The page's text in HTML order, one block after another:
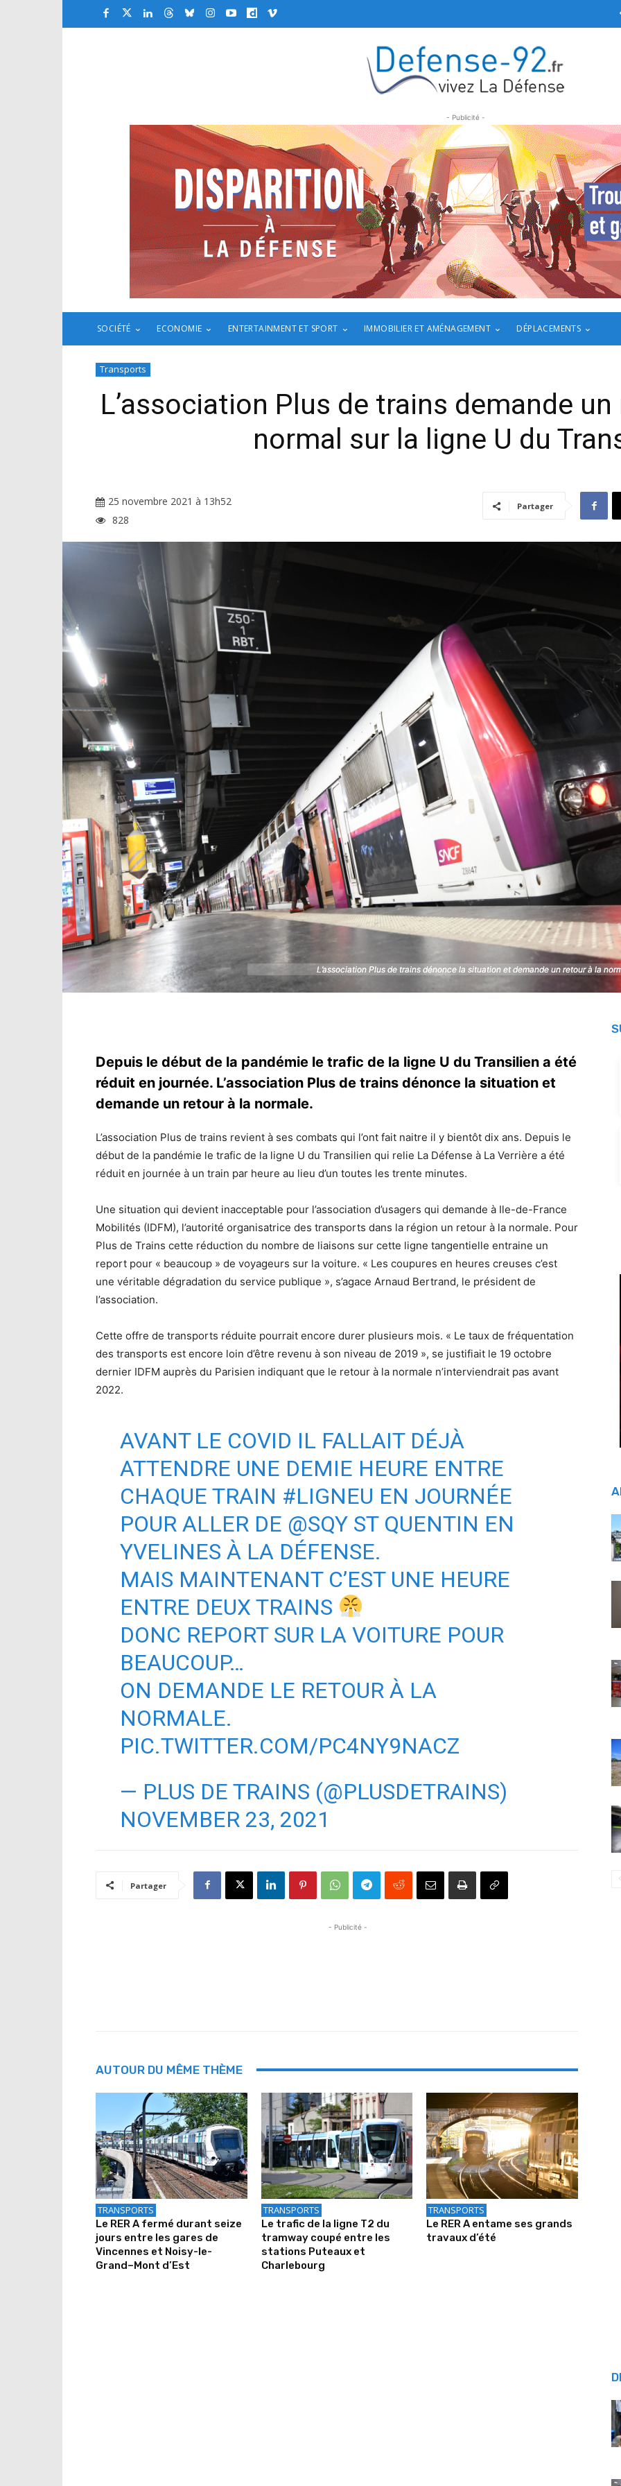
- Publicité -
SOCIÉTÉ ECONOMIE ENTERTAINMENT ET SPORT IMMOBILIER ET AMÉNAGEMENT DÉPLACEMENTS
Transports
L’association Plus de trains demande
normal sur la ligne U du
25 novembre 2021 à 13h52
828
Partager
L’association Plus de trains dénonce la situation et demande un retour à la
L’association Plus de trains dénonce la situation et demande un retour à la
Depuis le début de la pandémie le trafic de la ligne U du Transilien a été
réduit en journée. L’association Plus de trains dénonce la situation et
demande un retour à la normale.
L’association Plus de trains revient à ses combats qui l’ont fait naitre il y bientôt dix ans. Depuis le
début de la pandémie le trafic de la ligne U du Transilien qui relie La Défense à La Verrière a été
réduit en journée à un train par heure au lieu d’un toutes les trente minutes.
Une situation qui devient inacceptable pour l’association d’usagers qui demande à Ile-de-France
Mobilités (IDFM), l’autorité organisatrice des transports dans la région un retour à la normale. Pour
Plus de Trains cette réduction du nombre de liaisons sur cette ligne tangentielle entraine un
report pour « beaucoup » de voyageurs sur la voiture. « Les coupures en heures creuses c’est
une véritable dégradation du service publique », s’agace Arnaud Bertrand, le président de
l’association.
Cette offre de transports réduite pourrait encore durer plusieurs mois. « Le taux de fréquentation
des transports est encore loin d’être revenu à son niveau de 2019 », se justifiait le 19 octobre
dernier IDFM auprès du Parisien indiquant que le retour à la normale n’interviendrait pas avant
2022.
AVANT LE COVID IL FALLAIT DÉJÀ
ATTENDRE UNE DEMIE HEURE ENTRE
CHAQUE TRAIN #LIGNEU EN JOURNÉE
POUR ALLER DE @SQYST QUENTIN EN
YVELINES À LA DÉFENSE.
MAIS MAINTENANT C’EST UNE HEURE
ENTRE DEUX TRAINS
DONC REPORT SUR LA VOITURE POUR
BEAUCOUP…
ON DEMANDE LE RETOUR À LA
NORMALE.
PIC.TWITTER.COM/PC4NY9NACZ
— PLUS DE TRAINS (@PLUSDETRAINS)
NOVEMBER 23, 2021
Partager
- Publicité -
AUTOUR DU MÊME THÈME
TRANSPORTS
Le RER A fermé durant seize
jours entre les gares de
Vincennes et Noisy-le-
Grand–Mont d’Est
TRANSPORTS
Le trafic de la ligne T2 du
tramway coupé entre les
stations Puteaux et
Charlebourg
TRANSPORTS
Le RER A entame ses grands
travaux d’été